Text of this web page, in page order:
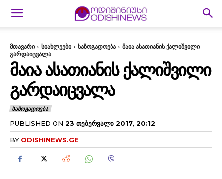
მთავარი სიახლეები საზოგადოება
მაია ასათიანის ქალიშვილი
გარდაიცვალა
ᲛᲐᲘᲐ ᲐᲡᲐᲗᲘᲐᲜᲘᲡ ᲥᲐᲚᲘᲨᲕᲘᲚᲘ
ᲒᲐᲠᲓᲐᲘᲪᲕᲐᲚᲐ
ᲡᲐᲖᲝᲒᲐᲓᲝᲔᲑᲐ
PUBLISHED ON 23 ᲗᲔᲑᲔᲠᲕᲐᲚᲘ 2017, 20:12
BY ODISHINEWS.GE